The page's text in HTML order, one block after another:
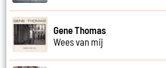
Gene Thomas
Wees van mij